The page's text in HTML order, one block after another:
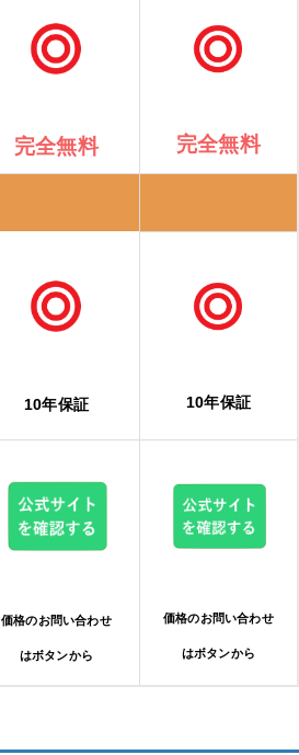
完全無料 完全無料
10年保証 10年保証
価格のお問い合わせ
はボタンから
価格のお問い合わせ
はボタンから